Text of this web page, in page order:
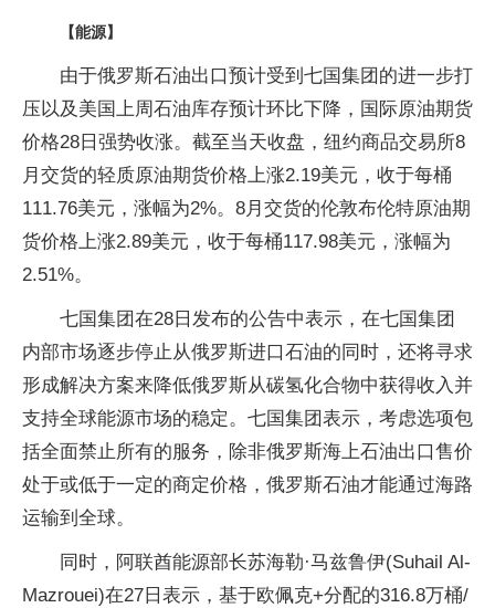
【能源】
由于俄罗斯石油出口预计受到七国集团的进一步打
压以及美国上周石油库存预计环比下降，国际原油期货
价格28日强势收涨。截至当天收盘，纽约商品交易所8
月交货的轻质原油期货价格上涨2.19美元，收于每桶
111.76美元，涨幅为2%。8月交货的伦敦布伦特原油期
货价格上涨2.89美元，收于每桶117.98美元，涨幅为
2.51%。
七国集团在28日发布的公告中表示，在七国集团
内部市场逐步停止从俄罗斯进口石油的同时，还将寻求
形成解决方案来降低俄罗斯从碳氢化合物中获得收入并
支持全球能源市场的稳定。七国集团表示，考虑选项包
括全面禁止所有的服务，除非俄罗斯海上石油出口售价
处于或低于一定的商定价格，俄罗斯石油才能通过海路
运输到全球。
同时，阿联酋能源部长苏海勒·马兹鲁伊(Suhail Al-
Mazrouei)在27日表示，基于欧佩克+分配的316.8万桶/